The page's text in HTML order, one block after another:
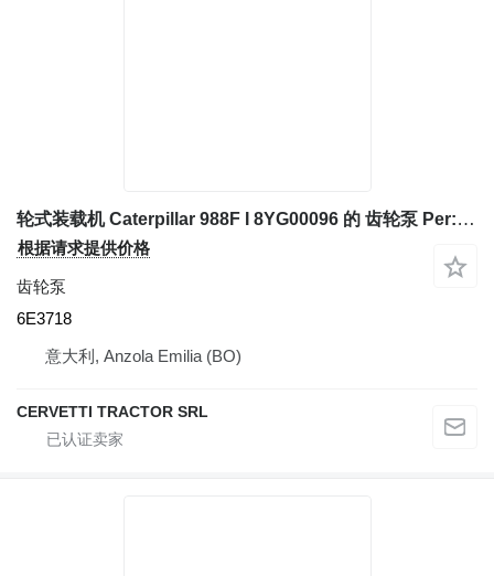
轮式装载机 Caterpillar 988F I 8YG00096 的 齿轮泵 Per: Caterpillar 988F I 8YG00096 Pom 6E3718
根据请求提供价格
齿轮泵
6E3718
意大利, Anzola Emilia (BO)
CERVETTI TRACTOR SRL